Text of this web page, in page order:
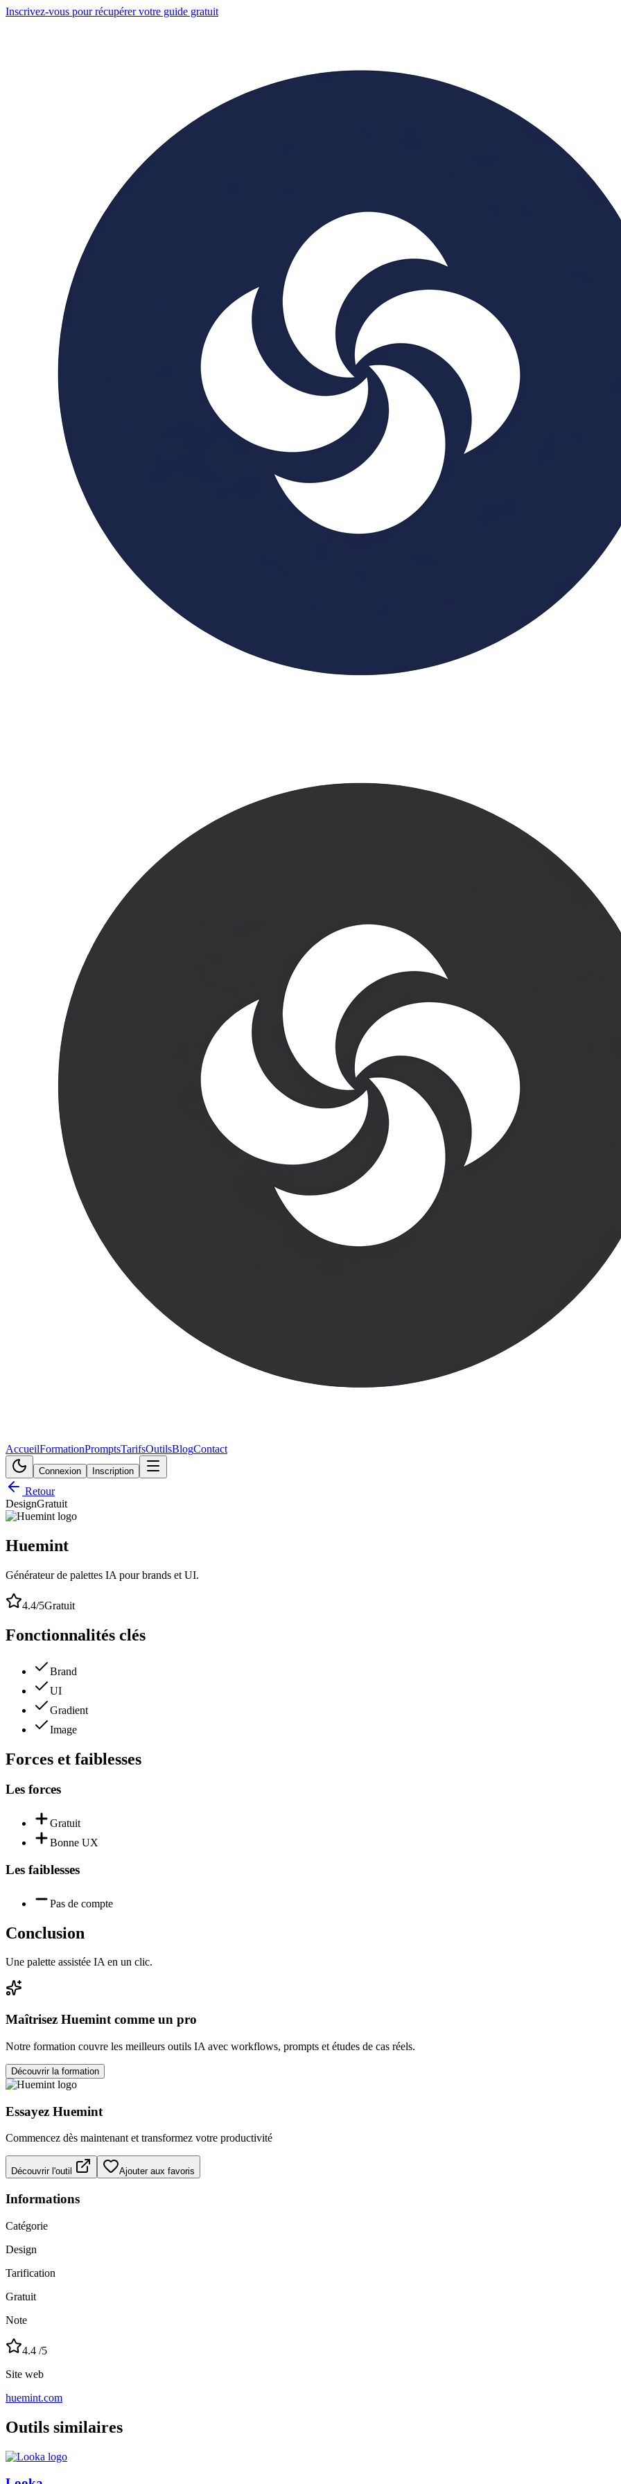
Inscrivez-vous pour récupérer votre guide gratuit
AccueilFormationPromptsTarifsOutilsBlogContact
Connexion Inscription
Retour
DesignGratuit
Huemint
Générateur de palettes IA pour brands et UI.
4.4/5Gratuit
Fonctionnalités clés
Brand
UI
Gradient
Image
Forces et faiblesses
Les forces
Gratuit
Bonne UX
Les faiblesses
Pas de compte
Conclusion
Une palette assistée IA en un clic.
Maîtrisez Huemint comme un pro
Notre formation couvre les meilleurs outils IA avec workflows, prompts et études de cas réels.
Découvrir la formation
Essayez Huemint
Commencez dès maintenant et transformez votre productivité
Découvrir l'outil Ajouter aux favoris
Informations
Catégorie
Design
Tarification
Gratuit
Note
4.4 /5
Site web
huemint.com
Outils similaires